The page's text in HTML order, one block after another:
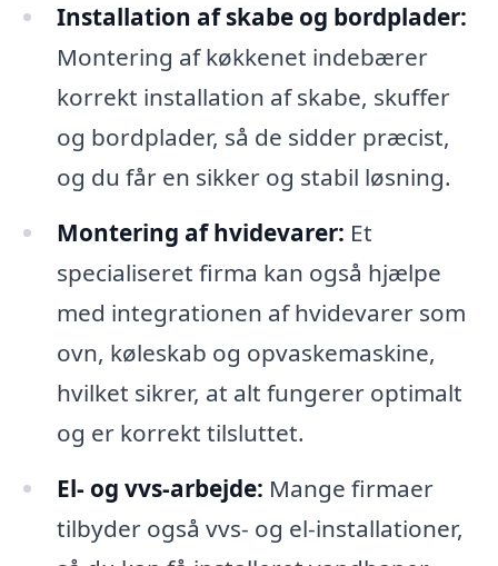
Installation af skabe og bordplader:
Montering af køkkenet indebærer
korrekt installation af skabe, skuffer
og bordplader, så de sidder præcist,
og du får en sikker og stabil løsning.
Montering af hvidevarer: Et
specialiseret firma kan også hjælpe
med integrationen af hvidevarer som
ovn, køleskab og opvaskemaskine,
hvilket sikrer, at alt fungerer optimalt
og er korrekt tilsluttet.
El- og vvs-arbejde: Mange firmaer
tilbyder også vvs- og el-installationer,